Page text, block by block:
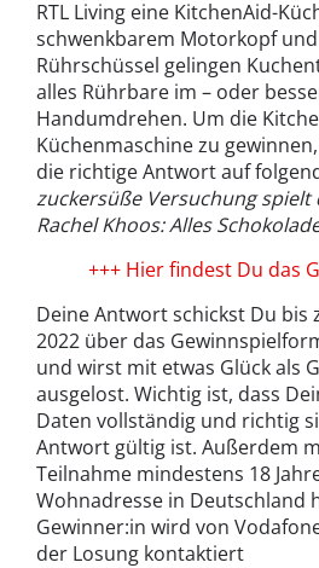
RTL Living eine KitchenAid-
schwenkbarem Motorkopf
Rührschüssel gelingen
alles Rührbare im – oder
Handumdrehen. Um die
Küchenmaschine zu
die richtige Antwort auf
zuckersüße Versuchung
Rachel Khoos: Alles
+++ Hier findest Du das
Deine Antwort schickst Du bis
2022 über das
und wirst mit etwas Glück als
ausgelost. Wichtig ist, dass
Daten vollständig und richtig
Antwort gültig ist. Außerdem
Teilnahme mindestens 18
Wohnadresse in Deutschland
Gewinner:in wird von
der Losung kontaktiert